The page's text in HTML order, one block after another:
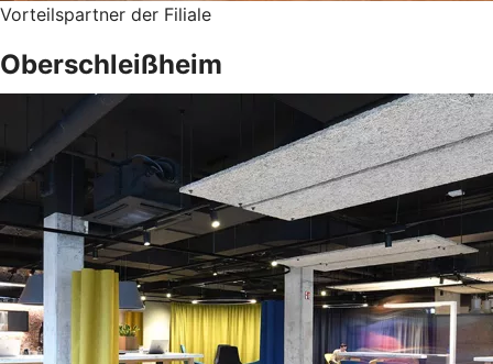
Vorteilspartner der Filiale
Oberschleißheim